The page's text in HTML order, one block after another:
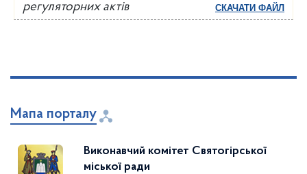
регуляторних актів
СКАЧАТИ ФАЙЛ
Мапа порталу
Виконавчий комітет Святогірської
міської ради